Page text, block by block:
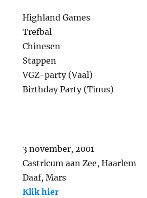
Highland Games
Trefbal
Chinesen
Stappen
VGZ-party (Vaal)
Birthday Party (Tinus)
3 november, 2001
Castricum aan Zee, Haarlem
Daaf, Mars
Klik hier